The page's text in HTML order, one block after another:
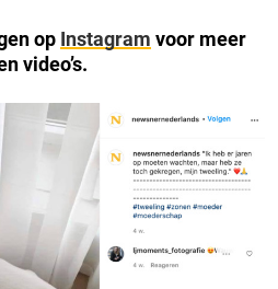
op Instagram voor meer
video’s.